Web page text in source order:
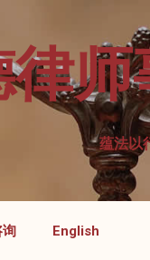
蕴法以
询 English